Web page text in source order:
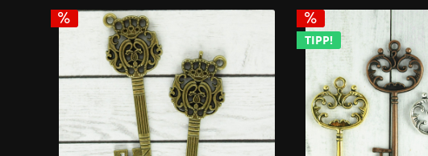
TIPP!